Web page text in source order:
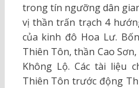
trong tín ngưỡng dân
vị thần trấn trạch 4
của kinh đô Hoa Lư.
Thiên Tôn, thần Cao
Không Lộ. Các tài liệu
Thiên Tôn trước động